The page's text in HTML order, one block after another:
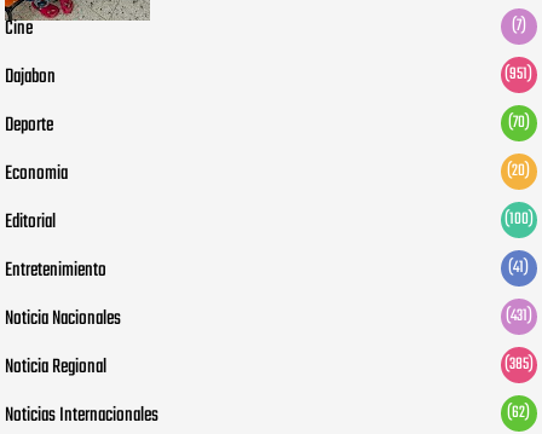
Cine (7)
Dajabon (951)
Deporte (70)
Economia (20)
Editorial (100)
Entretenimiento (41)
Noticia Nacionales (431)
Noticia Regional (385)
Noticias Internacionales (62)